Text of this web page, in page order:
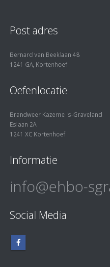
Post adres
Bernard van Beeklaan 48
1241 GA, Kortenhoef
Oefenlocatie
Brandweer Kazerne 's-Graveland
Eslaan 2A
1241 XC Kortenhoef
Informatie
info@ehbo-
Social Media